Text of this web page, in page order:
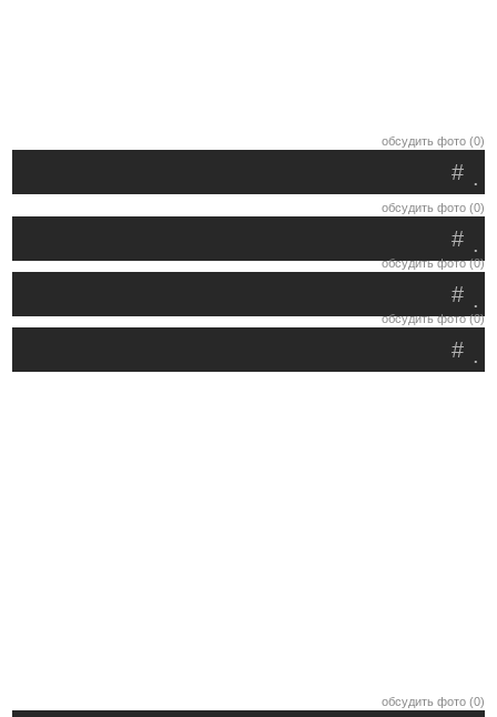
обсудить фото (0)
.
#
обсудить фото (0)
.
#
обсудить фото (0)
.
#
обсудить фото (0)
.
#
обсудить фото (0)